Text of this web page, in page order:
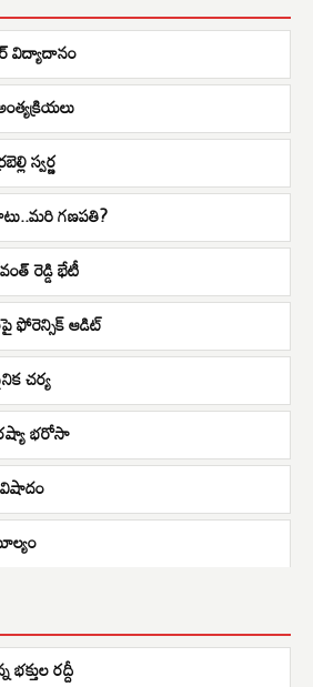
విద్యాదానం
స్వర్ణ
గణపతి?
రెడ్డి భేటీ
ఫోరెన్సిక్ ఆడిట్
చర్య
భరోసా
రద్దీ